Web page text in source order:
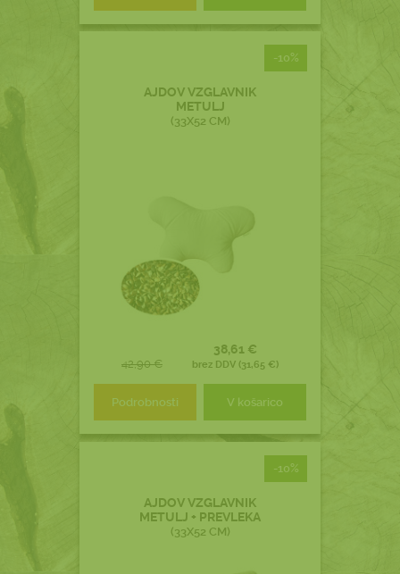
-10%
AJDOV VZGLAVNIK
METULJ
(33X52 CM)
42,90 €
38,61 €
brez DDV (31,65 €)
Podrobnosti V košarico
-10%
AJDOV VZGLAVNIK
METULJ + PREVLEKA
(33X52 CM)